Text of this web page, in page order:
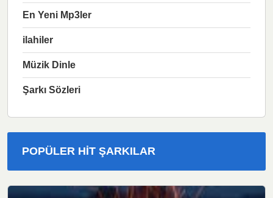
En Yeni Mp3ler
ilahiler
Müzik Dinle
Şarkı Sözleri
POPÜLER HIT ŞARKILAR